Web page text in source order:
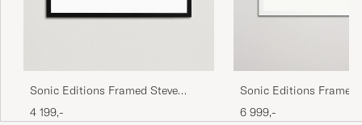
Sonic Editions Framed Steve
McQueen 1963
4 199,-
Sonic Editions Framed
Aarons Lounging in
6 999,-